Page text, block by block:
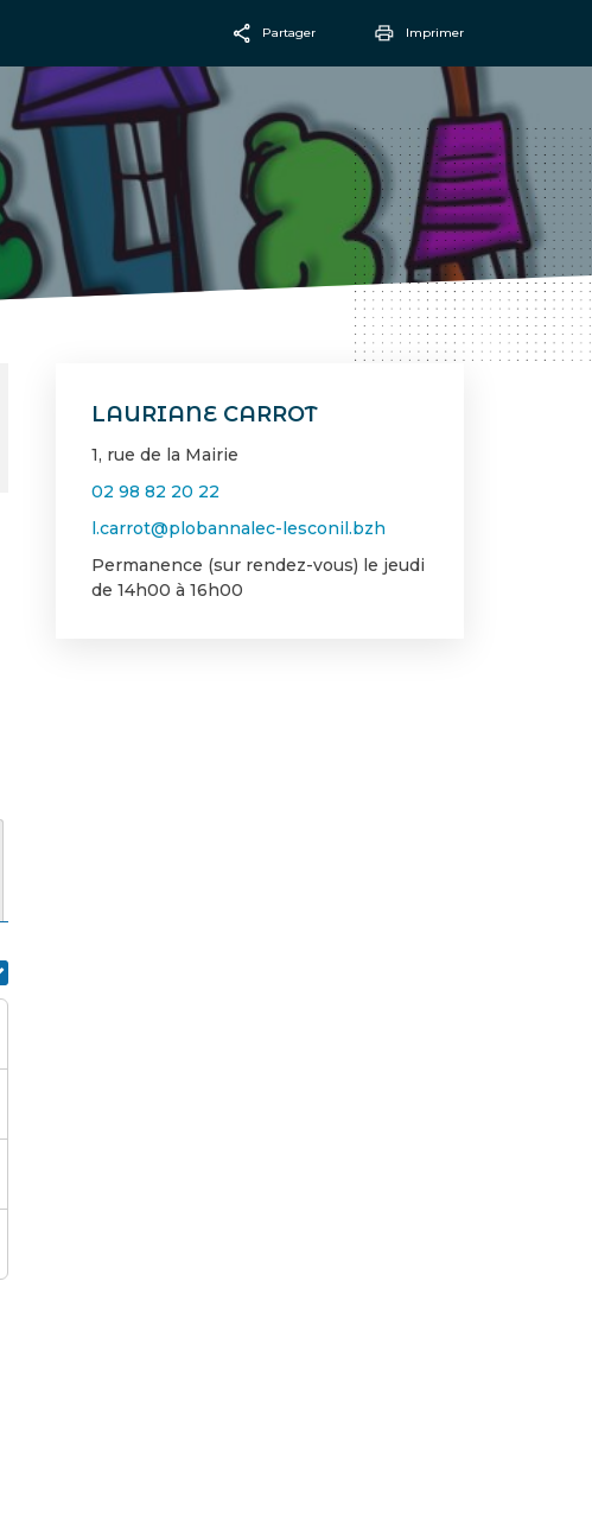
Partager
Email
Imprimer
LAURIANE CARROT
1, rue de la Mairie
02 98 82 20 22
l.carrot@plobannalec-lesconil.bzh
Permanence (sur rendez-vous) le jeudi
de 14h00 à 16h00